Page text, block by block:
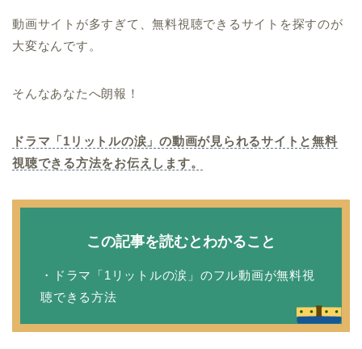
動画サイトが多すぎて、無料視聴できるサイトを探すのが
大変なんです。
そんなあなたへ朗報！
ドラマ「1リットルの涙」の動画が見られるサイトと無料
視聴できる方法をお伝えします。
この記事を読むとわかること
・ドラマ「1リットルの涙」のフル動画が無料視
聴できる方法